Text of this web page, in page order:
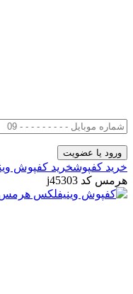
خرید کفپوشخرید کفپوش
هرمس کد j45303